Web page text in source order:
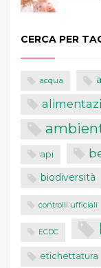
CERCA PER
acqua
api
biodiversità
controlli ufficiali
ECDC
etichettatura